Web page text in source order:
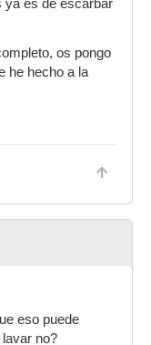
ya es de escarbar
os pongo
he hecho a la
eso puede
no?